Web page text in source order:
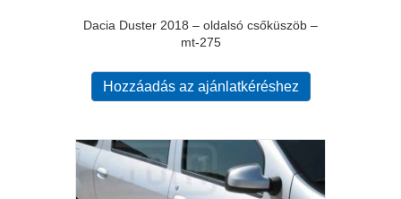
Dacia Duster 2018 – oldalsó csőküszöb –
mt-275
Hozzáadás az ajánlatkéréshez